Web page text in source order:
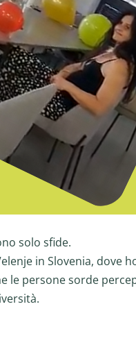
solo sfide.
in Slovenia,
persone sorde